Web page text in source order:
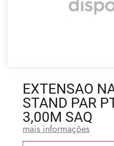
EXTENSAO
STAND PAR
3,00M SAQ
mais informações